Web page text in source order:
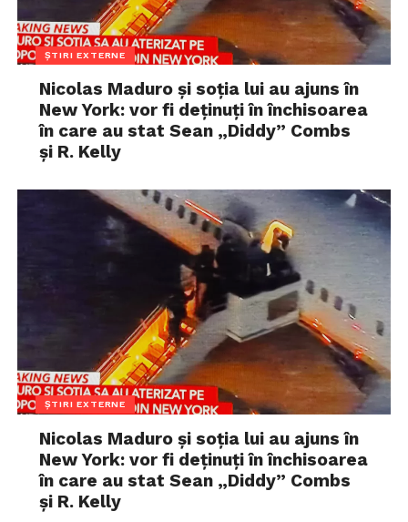
ȘTIRI EXTERNE
Nicolas Maduro și soția lui au ajuns în
New York: vor fi deținuți în închisoarea
în care au stat Sean „Diddy” Combs
și R. Kelly
ȘTIRI EXTERNE
Nicolas Maduro și soția lui au ajuns în
New York: vor fi deținuți în închisoarea
în care au stat Sean „Diddy” Combs
și R. Kelly